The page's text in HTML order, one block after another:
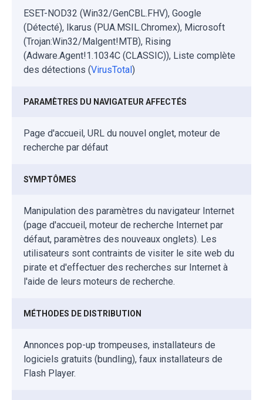
ESET-NOD32 (Win32/GenCBL.FHV), Google
(Détecté), Ikarus (PUA.MSIL.Chromex), Microsoft
(Trojan:Win32/Malgent!MTB), Rising
(Adware.Agent!1.1034C (CLASSIC)), Liste complète
des détections (VirusTotal)
PARAMÈTRES DU NAVIGATEUR AFFECTÉS
Page d'accueil, URL du nouvel onglet, moteur de
recherche par défaut
SYMPTÔMES
Manipulation des paramètres du navigateur Internet
(page d'accueil, moteur de recherche Internet par
défaut, paramètres des nouveaux onglets). Les
utilisateurs sont contraints de visiter le site web du
pirate et d'effectuer des recherches sur Internet à
l'aide de leurs moteurs de recherche.
MÉTHODES DE DISTRIBUTION
Annonces pop-up trompeuses, installateurs de
logiciels gratuits (bundling), faux installateurs de
Flash Player.